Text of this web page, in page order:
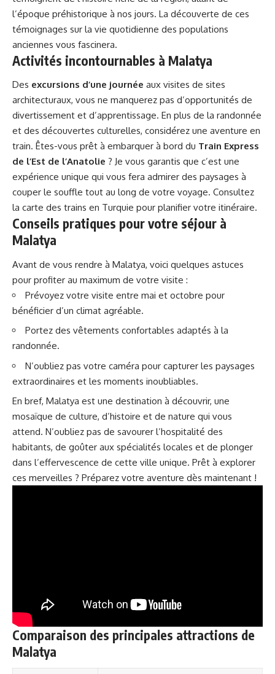
l’époque préhistorique à nos jours. La découverte de ces
témoignages sur la vie quotidienne des populations
anciennes vous fascinera.
Activités incontournables à Malatya
Des excursions d’une journée aux visites de sites
architecturaux, vous ne manquerez pas d’opportunités de
divertissement et d’apprentissage. En plus de la randonnée
et des découvertes culturelles, considérez une aventure en
train. Êtes-vous prêt à embarquer à bord du Train Express
de l’Est de l’Anatolie ? Je vous garantis que c’est une
expérience unique qui vous fera admirer des paysages à
couper le souffle tout au long de votre voyage. Consultez
la carte des trains en Turquie pour planifier votre itinéraire.
Conseils pratiques pour votre séjour à
Malatya
Avant de vous rendre à Malatya, voici quelques astuces
pour profiter au maximum de votre visite :
Prévoyez votre visite entre mai et octobre pour
bénéficier d’un climat agréable.
Portez des vêtements confortables adaptés à la
randonnée.
N’oubliez pas votre caméra pour capturer les paysages
extraordinaires et les moments inoubliables.
En bref, Malatya est une destination à découvrir, une
mosaïque de culture, d’histoire et de nature qui vous
attend. N’oubliez pas de savourer l’hospitalité des
habitants, de goûter aux spécialités locales et de plonger
dans l’effervescence de cette ville unique. Prêt à explorer
ces merveilles ? Préparez votre aventure dès maintenant !
Comparaison des principales attractions de
Malatya